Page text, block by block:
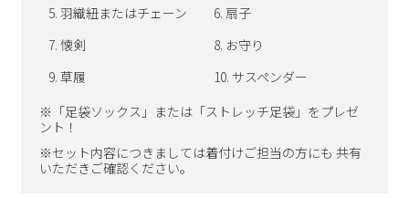
羽織紐またはチェーン
扇子
懐剣
お守り
草履
サスペンダー
※「足袋ソックス」または「ストレッチ足袋」をプレゼ
ント！
※セット内容につきましては着付けご担当の方にも 共有
いただきご確認ください。